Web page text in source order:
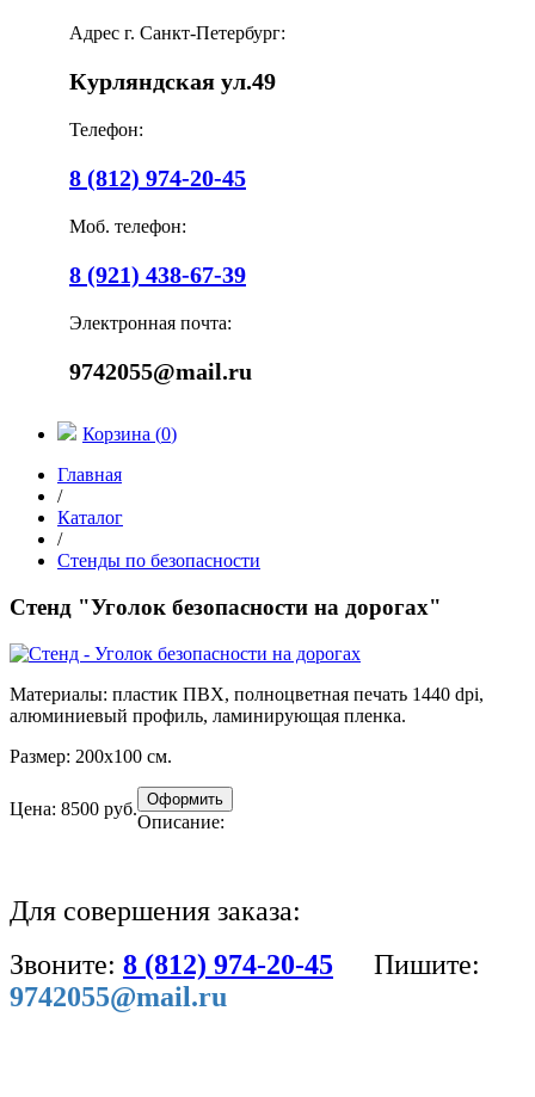
Адрес г. Санкт-Петербург:
Курляндская ул.49
Телефон:
8 (812) 974-20-45
Моб. телефон:
8 (921) 438-67-39
Электронная почта:
9742055@mail.ru
Корзина (0)
Главная
/
Каталог
/
Стенды по безопасности
Стенд "Уголок безопасности на дорогах"
Материалы: пластик ПВХ, полноцветная печать 1440 dpi,
алюминиевый профиль, ламинирующая пленка.
Размер: 200х100 см.
Цена: 8500 руб.
Описание:
Для совершения заказа:
Звоните: 8 (812) 974-20-45
Пишите:
9742055@mail.ru